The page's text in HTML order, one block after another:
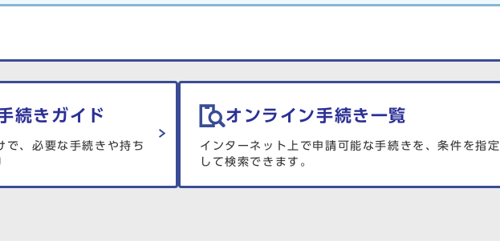
続きガイド
で、必要な手続きや持ち
オンライン手続き一覧
インターネット上で申請可能な手続きを、条件を指定
して検索できます。